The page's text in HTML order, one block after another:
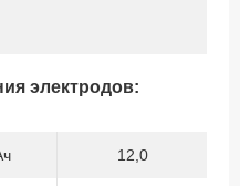
электродов:
12,0